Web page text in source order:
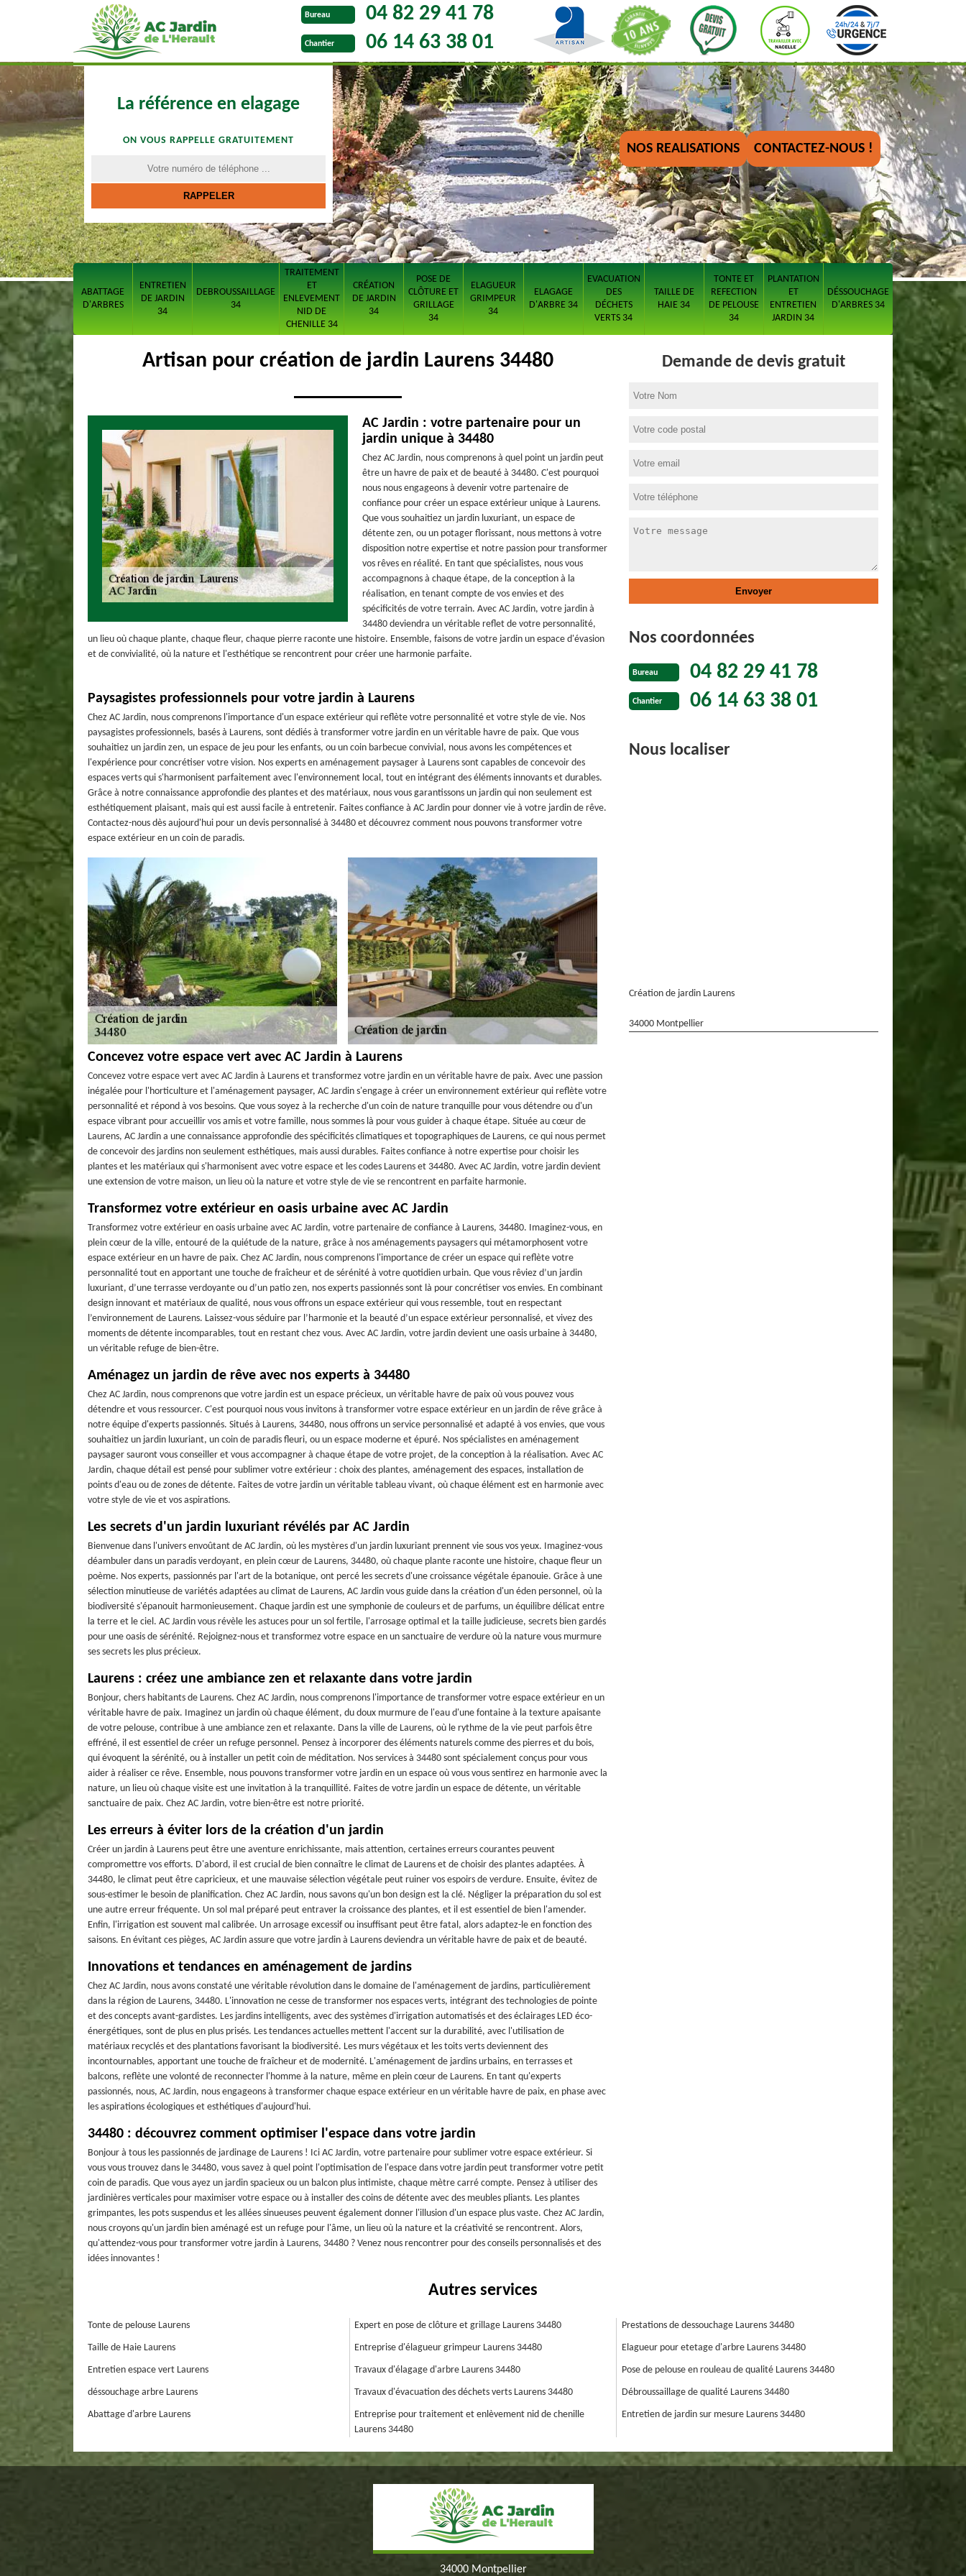
Bureau 04 82 29 41 78
Chantier 06 14 63 38 01
La référence en elagage
ON VOUS RAPPELLE GRATUITEMENT
NOS REALISATIONS CONTACTEZ-NOUS !
ABATTAGE
D'ARBRES
ENTRETIEN
DE JARDIN
34
DEBROUSSAILLAGE
34
TRAITEMENT
ET
ENLEVEMENT
NID DE
CHENILLE 34
CRÉATION
DE JARDIN
34
POSE DE
CLÔTURE ET
GRILLAGE
34
ELAGUEUR
GRIMPEUR
34
ELAGAGE
D'ARBRE 34
EVACUATION
DES
DÉCHETS
VERTS 34
TAILLE DE
HAIE 34
TONTE ET
REFECTION
DE PELOUSE
34
PLANTATION
ET
ENTRETIEN
JARDIN 34
DÉSSOUCHAGE
D'ARBRES 34
Artisan pour création de jardin Laurens 34480
AC Jardin : votre partenaire pour un
jardin unique à 34480
Chez AC Jardin, nous comprenons à quel point un jardin peut
être un havre de paix et de beauté à 34480. C'est pourquoi
nous nous engageons à devenir votre partenaire de
confiance pour créer un espace extérieur unique à Laurens.
Que vous souhaitiez un jardin luxuriant, un espace de
détente zen, ou un potager florissant, nous mettons à votre
disposition notre expertise et notre passion pour transformer
vos rêves en réalité. En tant que spécialistes, nous vous
accompagnons à chaque étape, de la conception à la
réalisation, en tenant compte de vos envies et des
spécificités de votre terrain. Avec AC Jardin, votre jardin à
34480 deviendra un véritable reflet de votre personnalité,
un lieu où chaque plante, chaque fleur, chaque pierre raconte une histoire. Ensemble, faisons de votre jardin un espace d'évasion
et de convivialité, où la nature et l'esthétique se rencontrent pour créer une harmonie parfaite.
Paysagistes professionnels pour votre jardin à Laurens
Chez AC Jardin, nous comprenons l'importance d'un espace extérieur qui reflète votre personnalité et votre style de vie. Nos
paysagistes professionnels, basés à Laurens, sont dédiés à transformer votre jardin en un véritable havre de paix. Que vous
souhaitiez un jardin zen, un espace de jeu pour les enfants, ou un coin barbecue convivial, nous avons les compétences et
l'expérience pour concrétiser votre vision. Nos experts en aménagement paysager à Laurens sont capables de concevoir des
espaces verts qui s'harmonisent parfaitement avec l'environnement local, tout en intégrant des éléments innovants et durables.
Grâce à notre connaissance approfondie des plantes et des matériaux, nous vous garantissons un jardin qui non seulement est
esthétiquement plaisant, mais qui est aussi facile à entretenir. Faites confiance à AC Jardin pour donner vie à votre jardin de rêve.
Contactez-nous dès aujourd'hui pour un devis personnalisé à 34480 et découvrez comment nous pouvons transformer votre
espace extérieur en un coin de paradis.
Concevez votre espace vert avec AC Jardin à Laurens
Concevez votre espace vert avec AC Jardin à Laurens et transformez votre jardin en un véritable havre de paix. Avec une passion
inégalée pour l'horticulture et l'aménagement paysager, AC Jardin s'engage à créer un environnement extérieur qui reflète votre
personnalité et répond à vos besoins. Que vous soyez à la recherche d'un coin de nature tranquille pour vous détendre ou d'un
espace vibrant pour accueillir vos amis et votre famille, nous sommes là pour vous guider à chaque étape. Située au cœur de
Laurens, AC Jardin a une connaissance approfondie des spécificités climatiques et topographiques de Laurens, ce qui nous permet
de concevoir des jardins non seulement esthétiques, mais aussi durables. Faites confiance à notre expertise pour choisir les
plantes et les matériaux qui s'harmonisent avec votre espace et les codes Laurens et 34480. Avec AC Jardin, votre jardin devient
une extension de votre maison, un lieu où la nature et votre style de vie se rencontrent en parfaite harmonie.
Transformez votre extérieur en oasis urbaine avec AC Jardin
Transformez votre extérieur en oasis urbaine avec AC Jardin, votre partenaire de confiance à Laurens, 34480. Imaginez-vous, en
plein cœur de la ville, entouré de la quiétude de la nature, grâce à nos aménagements paysagers qui métamorphosent votre
espace extérieur en un havre de paix. Chez AC Jardin, nous comprenons l'importance de créer un espace qui reflète votre
personnalité tout en apportant une touche de fraîcheur et de sérénité à votre quotidien urbain. Que vous rêviez d’un jardin
luxuriant, d’une terrasse verdoyante ou d’un patio zen, nos experts passionnés sont là pour concrétiser vos envies. En combinant
design innovant et matériaux de qualité, nous vous offrons un espace extérieur qui vous ressemble, tout en respectant
l’environnement de Laurens. Laissez-vous séduire par l’harmonie et la beauté d’un espace extérieur personnalisé, et vivez des
moments de détente incomparables, tout en restant chez vous. Avec AC Jardin, votre jardin devient une oasis urbaine à 34480,
un véritable refuge de bien-être.
Aménagez un jardin de rêve avec nos experts à 34480
Chez AC Jardin, nous comprenons que votre jardin est un espace précieux, un véritable havre de paix où vous pouvez vous
détendre et vous ressourcer. C'est pourquoi nous vous invitons à transformer votre espace extérieur en un jardin de rêve grâce à
notre équipe d'experts passionnés. Situés à Laurens, 34480, nous offrons un service personnalisé et adapté à vos envies, que vous
souhaitiez un jardin luxuriant, un coin de paradis fleuri, ou un espace moderne et épuré. Nos spécialistes en aménagement
paysager sauront vous conseiller et vous accompagner à chaque étape de votre projet, de la conception à la réalisation. Avec AC
Jardin, chaque détail est pensé pour sublimer votre extérieur : choix des plantes, aménagement des espaces, installation de
points d'eau ou de zones de détente. Faites de votre jardin un véritable tableau vivant, où chaque élément est en harmonie avec
votre style de vie et vos aspirations.
Les secrets d'un jardin luxuriant révélés par AC Jardin
Bienvenue dans l'univers envoûtant de AC Jardin, où les mystères d'un jardin luxuriant prennent vie sous vos yeux. Imaginez-vous
déambuler dans un paradis verdoyant, en plein cœur de Laurens, 34480, où chaque plante raconte une histoire, chaque fleur un
poème. Nos experts, passionnés par l'art de la botanique, ont percé les secrets d'une croissance végétale épanouie. Grâce à une
sélection minutieuse de variétés adaptées au climat de Laurens, AC Jardin vous guide dans la création d'un éden personnel, où la
biodiversité s'épanouit harmonieusement. Chaque jardin est une symphonie de couleurs et de parfums, un équilibre délicat entre
la terre et le ciel. AC Jardin vous révèle les astuces pour un sol fertile, l'arrosage optimal et la taille judicieuse, secrets bien gardés
pour une oasis de sérénité. Rejoignez-nous et transformez votre espace en un sanctuaire de verdure où la nature vous murmure
ses secrets les plus précieux.
Laurens : créez une ambiance zen et relaxante dans votre jardin
Bonjour, chers habitants de Laurens. Chez AC Jardin, nous comprenons l'importance de transformer votre espace extérieur en un
véritable havre de paix. Imaginez un jardin où chaque élément, du doux murmure de l'eau d'une fontaine à la texture apaisante
de votre pelouse, contribue à une ambiance zen et relaxante. Dans la ville de Laurens, où le rythme de la vie peut parfois être
effréné, il est essentiel de créer un refuge personnel. Pensez à incorporer des éléments naturels comme des pierres et du bois,
qui évoquent la sérénité, ou à installer un petit coin de méditation. Nos services à 34480 sont spécialement conçus pour vous
aider à réaliser ce rêve. Ensemble, nous pouvons transformer votre jardin en un espace où vous vous sentirez en harmonie avec la
nature, un lieu où chaque visite est une invitation à la tranquillité. Faites de votre jardin un espace de détente, un véritable
sanctuaire de paix. Chez AC Jardin, votre bien-être est notre priorité.
Les erreurs à éviter lors de la création d'un jardin
Créer un jardin à Laurens peut être une aventure enrichissante, mais attention, certaines erreurs courantes peuvent
compromettre vos efforts. D'abord, il est crucial de bien connaître le climat de Laurens et de choisir des plantes adaptées. À
34480, le climat peut être capricieux, et une mauvaise sélection végétale peut ruiner vos espoirs de verdure. Ensuite, évitez de
sous-estimer le besoin de planification. Chez AC Jardin, nous savons qu'un bon design est la clé. Négliger la préparation du sol est
une autre erreur fréquente. Un sol mal préparé peut entraver la croissance des plantes, et il est essentiel de bien l'amender.
Enfin, l'irrigation est souvent mal calibrée. Un arrosage excessif ou insuffisant peut être fatal, alors adaptez-le en fonction des
saisons. En évitant ces pièges, AC Jardin assure que votre jardin à Laurens deviendra un véritable havre de paix et de beauté.
Innovations et tendances en aménagement de jardins
Chez AC Jardin, nous avons constaté une véritable révolution dans le domaine de l'aménagement de jardins, particulièrement
dans la région de Laurens, 34480. L'innovation ne cesse de transformer nos espaces verts, intégrant des technologies de pointe
et des concepts avant-gardistes. Les jardins intelligents, avec des systèmes d'irrigation automatisés et des éclairages LED éco-
énergétiques, sont de plus en plus prisés. Les tendances actuelles mettent l'accent sur la durabilité, avec l'utilisation de
matériaux recyclés et des plantations favorisant la biodiversité. Les murs végétaux et les toits verts deviennent des
incontournables, apportant une touche de fraîcheur et de modernité. L'aménagement de jardins urbains, en terrasses et
balcons, reflète une volonté de reconnecter l'homme à la nature, même en plein cœur de Laurens. En tant qu'experts
passionnés, nous, AC Jardin, nous engageons à transformer chaque espace extérieur en un véritable havre de paix, en phase avec
les aspirations écologiques et esthétiques d'aujourd'hui.
34480 : découvrez comment optimiser l'espace dans votre jardin
Bonjour à tous les passionnés de jardinage de Laurens ! Ici AC Jardin, votre partenaire pour sublimer votre espace extérieur. Si
vous vous trouvez dans le 34480, vous savez à quel point l'optimisation de l'espace dans votre jardin peut transformer votre petit
coin de paradis. Que vous ayez un jardin spacieux ou un balcon plus intimiste, chaque mètre carré compte. Pensez à utiliser des
jardinières verticales pour maximiser votre espace ou à installer des coins de détente avec des meubles pliants. Les plantes
grimpantes, les pots suspendus et les allées sinueuses peuvent également donner l'illusion d'un espace plus vaste. Chez AC Jardin,
nous croyons qu'un jardin bien aménagé est un refuge pour l'âme, un lieu où la nature et la créativité se rencontrent. Alors,
qu'attendez-vous pour transformer votre jardin à Laurens, 34480 ? Venez nous rencontrer pour des conseils personnalisés et des
idées innovantes !
Demande de devis gratuit
Nos coordonnées
Bureau 04 82 29 41 78
Chantier 06 14 63 38 01
Nous localiser
Création de jardin Laurens
34000 Montpellier
Autres services
Tonte de pelouse Laurens
Taille de Haie Laurens
Entretien espace vert Laurens
déssouchage arbre Laurens
Abattage d'arbre Laurens
Expert en pose de clôture et grillage Laurens 34480
Entreprise d'élagueur grimpeur Laurens 34480
Travaux d'élagage d'arbre Laurens 34480
Travaux d'évacuation des déchets verts Laurens 34480
Entreprise pour traitement et enlèvement nid de chenille
Laurens 34480
Prestations de dessouchage Laurens 34480
Elagueur pour etetage d'arbre Laurens 34480
Pose de pelouse en rouleau de qualité Laurens 34480
Débroussaillage de qualité Laurens 34480
Entretien de jardin sur mesure Laurens 34480
34000 Montpellier